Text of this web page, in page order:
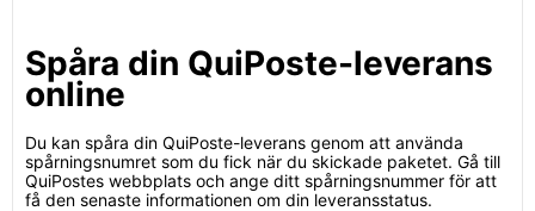
Spåra din QuiPoste-leverans
online
Du kan spåra din QuiPoste-leverans genom att använda
spårningsnumret som du fick när du skickade paketet. Gå till
QuiPostes webbplats och ange ditt spårningsnummer för att
få den senaste informationen om din leveransstatus.